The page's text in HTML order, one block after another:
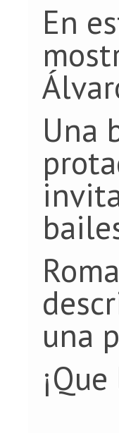
En
Una
una